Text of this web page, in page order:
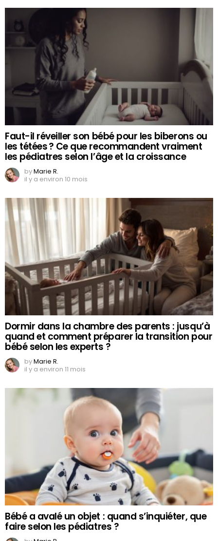
Faut-il réveiller son bébé pour les biberons ou
les tétées ? Ce que recommandent vraiment
les pédiatres selon l’âge et la croissance
byMarie R.
il y a environ 10 mois
Dormir dans la chambre des parents : jusqu’à
quand et comment préparer la transition pour
bébé selon les experts ?
byMarie R.
il y a environ 11 mois
Bébé a avalé un objet : quand s’inquiéter, que
faire selon les pédiatres ?